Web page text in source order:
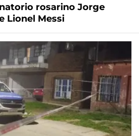
rosarino Jorge
Lionel Messi